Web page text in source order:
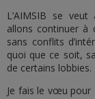
L’AIMSIB se
allons continuer à
sans conflits
quoi que ce soit,
de certains lobbies.
Je fais le vœu pour